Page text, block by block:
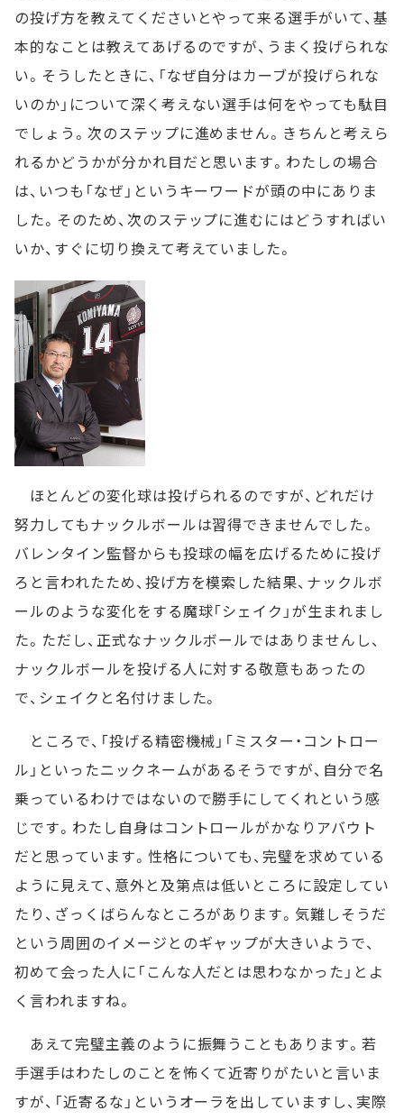
の投げ方を教えてくださいとやって来る選手がいて、基
本的なことは教えてあげるのですが、うまく投げられな
い。そうしたときに、「なぜ自分はカーブが投げられな
いのか」について深く考えない選手は何をやっても駄目
でしょう。次のステップに進めません。きちんと考えら
れるかどうかが分かれ目だと思います。わたしの場合
は、いつも「なぜ」というキーワードが頭の中にありま
した。そのため、次のステップに進むにはどうすればい
いか、すぐに切り換えて考えていました。
ほとんどの変化球は投げられるのですが、どれだけ
努力してもナックルボールは習得できませんでした。
バレンタイン監督からも投球の幅を広げるために投げ
ろと言われたため、投げ方を模索した結果、ナックルボ
ールのような変化をする魔球「シェイク」が生まれまし
た。ただし、正式なナックルボールではありませんし、
ナックルボールを投げる人に対する敬意もあったの
で、シェイクと名付けました。
ところで、「投げる精密機械」「ミスター・コントロー
ル」といったニックネームがあるそうですが、自分で名
乗っているわけではないので勝手にしてくれという感
じです。わたし自身はコントロールがかなりアバウト
だと思っています。性格についても、完璧を求めている
ように見えて、意外と及第点は低いところに設定してい
たり、ざっくばらんなところがあります。気難しそうだ
という周囲のイメージとのギャップが大きいようで、
初めて会った人に「こんな人だとは思わなかった」とよ
く言われますね。
あえて完璧主義のように振舞うこともあります。若
手選手はわたしのことを怖くて近寄りがたいと言いま
すが、「近寄るな」というオーラを出していますし、実際